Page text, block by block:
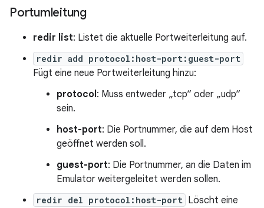
Portumleitung
redir list: Listet die aktuelle Portweiterleitung auf.
redir add protocol:host-port:guest-port
Fügt eine neue Portweiterleitung hinzu:
protocol: Muss entweder „tcp“ oder „udp“
sein.
host-port: Die Portnummer, die auf dem Host
geöffnet werden soll.
guest-port: Die Portnummer, an die Daten im
Emulator weitergeleitet werden sollen.
redir del protocol:host-port Löscht eine